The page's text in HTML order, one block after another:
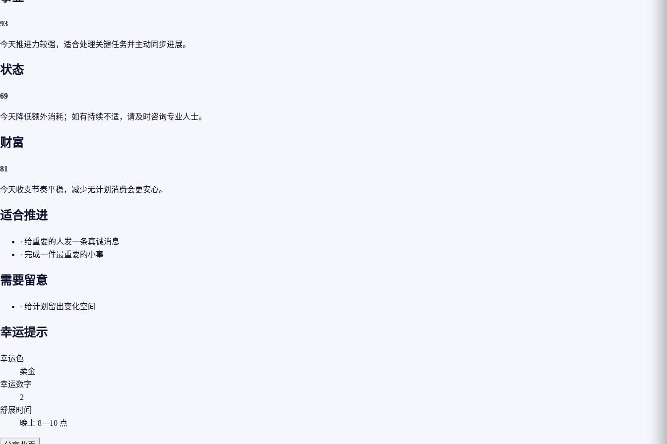
93
今天推进力较强，适合处理关键任务并主动同步进展。
状态
69
今天降低额外消耗；如有持续不适，请及时咨询专业人士。
财富
81
今天收支节奏平稳，减少无计划消费会更安心。
适合推进
· 给重要的人发一条真诚消息
· 完成一件最重要的小事
需要留意
· 给计划留出变化空间
幸运提示
幸运色
柔金
幸运数字
2
舒展时间
晚上 8—10 点